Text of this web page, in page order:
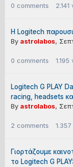
0 comments 2.141
Η Logitech
By astrolabos,
0 comments 1.195
Logitech G PLAY
racing, headsets
By astrolabos,
2 comments 1.357
Γιορτάζουμε
το Logitech G